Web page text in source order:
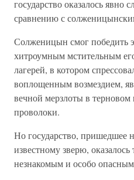
государство оказалось явно
сравнению с
Солженицын смог победить
хитроумным мстительным
лагерей, в котором
воплощенным возмездием,
вечной мерзлоты в терновом
проволоки.
Но государство, пришедшее
известному зверю, оказалось
незнакомым и особо